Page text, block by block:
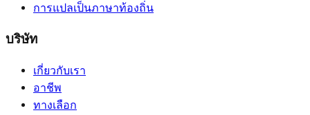
การแปลเป็นภาษาท้องถิ่น
บริษัท
เกี่ยวกับเรา
อาชีพ
ทางเลือก